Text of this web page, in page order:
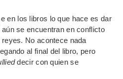
en los libros lo que hace es dar
se encuentran en conflicto
No acontece nada
al final del libro, pero
decir con quien se